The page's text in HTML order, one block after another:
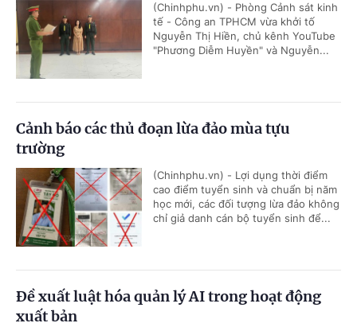
(Chinhphu.vn) - Phòng Cảnh sát kinh
tế - Công an TPHCM vừa khởi tố
Nguyễn Thị Hiền, chủ kênh YouTube
"Phương Diễm Huyền" và Nguyễn...
Cảnh báo các thủ đoạn lừa đảo mùa tựu
trường
(Chinhphu.vn) - Lợi dụng thời điểm
cao điểm tuyển sinh và chuẩn bị năm
học mới, các đối tượng lừa đảo không
chỉ giả danh cán bộ tuyển sinh để...
Đề xuất luật hóa quản lý AI trong hoạt động
xuất bản